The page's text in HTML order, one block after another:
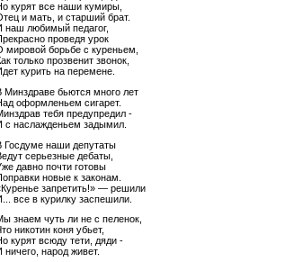
курят все наши кумиры,
и мать, и старший брат.
наш любимый педагог,
проведя урок
мировой борьбе с куреньем,
только прозвенит звонок,
курить на перемене.
Минздраве бьются много лет
оформленьем сигарет.
тебя предупредил -
с наслажденьем задымил.
Госдуме наши депутаты
серьезные дебаты,
давно почти готовы
новые к законам.
запретить!» — решили
все в курилку заспешили.
знаем чуть ли не с пеленок,
никотин коня убьет,
курят всюду тети, дяди -
ничего, народ живет.